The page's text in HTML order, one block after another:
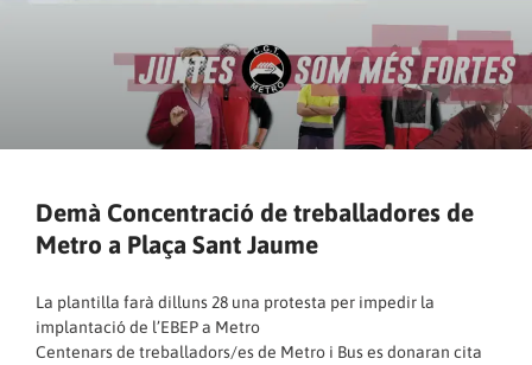
Demà Concentració de treballadores de
Metro a Plaça Sant Jaume
La plantilla farà dilluns 28 una protesta per impedir la
implantació de l’EBEP a Metro
Centenars de treballadors/es de Metro i Bus es donaran cita